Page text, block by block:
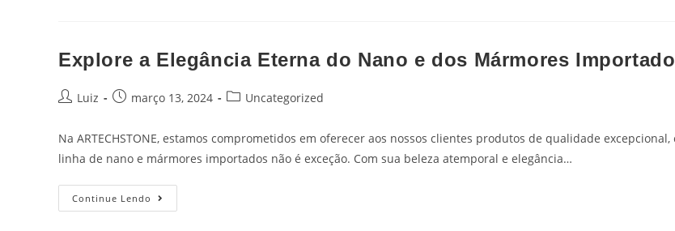
Explore a Elegância Eterna do Nano e dos Mármores
Luiz março 13, 2024 Uncategorized
Na ARTECHSTONE, estamos comprometidos em oferecer aos nossos clientes produtos de qualidade excepcional,
linha de nano e mármores importados não é exceção. Com sua beleza atemporal e elegância…
Continue Lendo